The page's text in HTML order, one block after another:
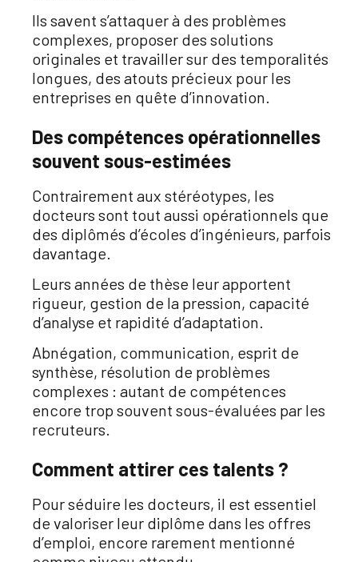
Ils savent s’attaquer à des problèmes
complexes, proposer des solutions
originales et travailler sur des temporalités
longues, des atouts précieux pour les
entreprises en quête d’innovation.
Des compétences opérationnelles
souvent sous-estimées
Contrairement aux stéréotypes, les
docteurs sont tout aussi opérationnels que
des diplômés d’écoles d’ingénieurs, parfois
davantage.
Leurs années de thèse leur apportent
rigueur, gestion de la pression, capacité
d’analyse et rapidité d’adaptation.
Abnégation, communication, esprit de
synthèse, résolution de problèmes
complexes : autant de compétences
encore trop souvent sous-évaluées par les
recruteurs.
Comment attirer ces talents ?
Pour séduire les docteurs, il est essentiel
de valoriser leur diplôme dans les offres
d’emploi, encore rarement mentionné